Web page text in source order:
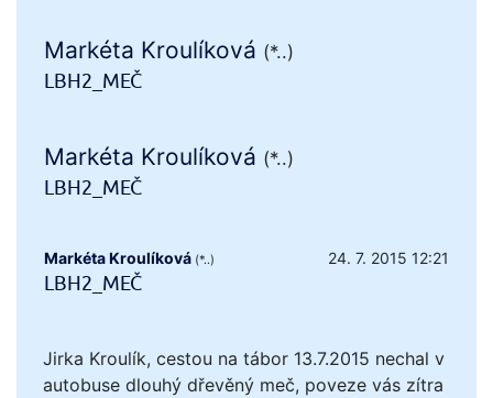
Markéta Kroulíková (*..)
LBH2_MEČ
Markéta Kroulíková (*..)
LBH2_MEČ
Markéta Kroulíková (*..) 24. 7. 2015 12:21
LBH2_MEČ
Jirka Kroulík, cestou na tábor 13.7.2015 nechal v
autobuse dlouhý dřevěný meč, poveze vás zítra